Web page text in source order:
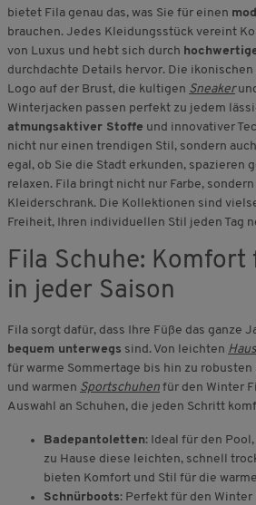
bietet Fila genau das, was Sie für einen
brauchen. Jedes Kleidungsstück vereint
von Luxus und hebt sich durch
durchdachte Details hervor. Die
Logo auf der Brust, die kultigen Sneaker
Winterjacken passen perfekt zu jedem
atmungsaktiver Stoffe und innovativer
nicht nur einen trendigen Stil, sondern
egal, ob Sie die Stadt erkunden, spazieren
relaxen. Fila bringt nicht nur Farbe,
Kleiderschrank. Die Kollektionen sind
Freiheit, Ihren individuellen Stil jeden Tag
Fila Schuhe: Komfort
in jeder Saison
Fila sorgt dafür, dass Ihre Füße das ganze
bequem unterwegs sind. Von leichten
für warme Sommertage bis hin zu
und warmen Sportschuhen für den Winter
Auswahl an Schuhen, die jeden Schritt
Badepantoletten: Ideal für den
zu Hause diese leichten, schnell
bieten Komfort und Stil für die
Schnürboots: Perfekt für den